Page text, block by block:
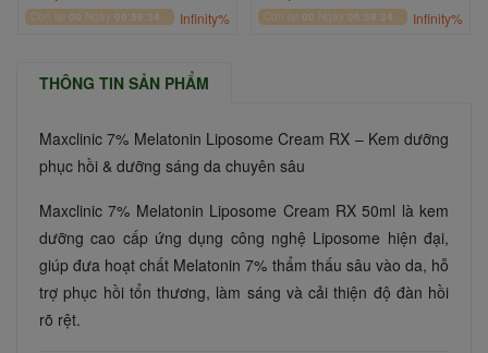
Còn lại 00 Ngày 06:59:33 Infinity% Còn lại 00 Ngày 06:59:33 Infinity%
THÔNG TIN SẢN PHẨM
Maxclinic 7% Melatonin Liposome Cream RX – Kem dưỡng
phục hồi & dưỡng sáng da chuyên sâu
Maxclinic 7% Melatonin Liposome Cream RX 50ml là kem
dưỡng cao cấp ứng dụng công nghệ Liposome hiện đại,
giúp đưa hoạt chất Melatonin 7% thẩm thấu sâu vào da, hỗ
trợ phục hồi tổn thương, làm sáng và cải thiện độ đàn hồi
rõ rệt.